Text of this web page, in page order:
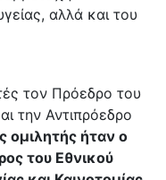
αλλά και του
τον Πρόεδρο του
την Αντιπρόεδρο
ομιλητής ήταν ο
του Εθνικού